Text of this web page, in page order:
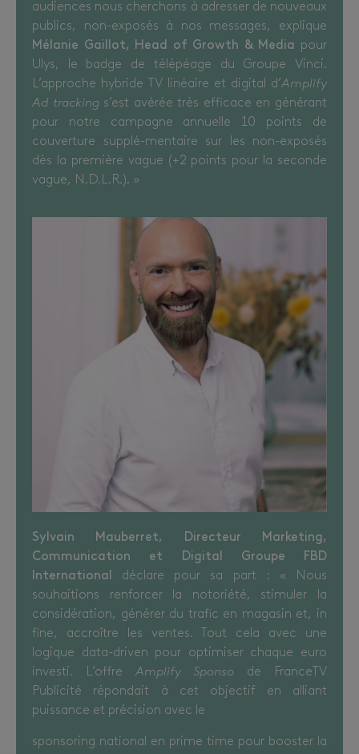
audiences nous cherchons à adresser de nouveaux
publics, non-exposés à nos messages, explique
Mélanie Gaillot, Head of Growth & Media pour
Ulys, le badge de télépéage du Groupe Vinci.
L’approche hybride TV linéaire et digital d’Amplify
Ad tracking s’est avérée très efficace en générant
pour notre campagne annuelle 10 points de
couverture supplé-mentaire sur les non-exposés
dès la première vague (+2 points pour la seconde
vague, N.D.L.R.). »
Sylvain Mauberret, Directeur Marketing,
Communication et Digital Groupe FBD
International déclare pour sa part : « Nous
souhaitions renforcer la notoriété, stimuler la
considération, générer du trafic en magasin et, in
fine, accroître les ventes. Tout cela avec une
logique data-driven pour optimiser chaque euro
investi. L’offre Amplify Sponso de FranceTV
Publicité répondait à cet objectif en alliant
puissance et précision avec le
sponsoring national en prime time pour booster la